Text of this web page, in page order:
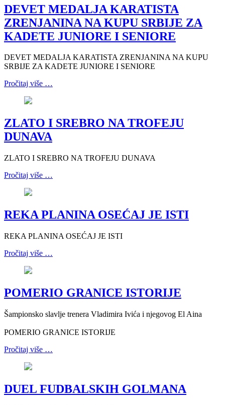
DEVET MEDALJA KARATISTA
ZRENJANINA NA KUPU SRBIJE ZA
KADETE JUNIORE I SENIORE
DEVET MEDALJA KARATISTA ZRENJANINA NA KUPU
SRBIJE ZA KADETE JUNIORE I SENIORE
Pročitaj više …
ZLATO I SREBRO NA TROFEJU
DUNAVA
ZLATO I SREBRO NA TROFEJU DUNAVA
Pročitaj više …
REKA PLANINA OSEĆAJ JE ISTI
REKA PLANINA OSEĆAJ JE ISTI
Pročitaj više …
POMERIO GRANICE ISTORIJE
Šampionsko slavlje trenera Vladimira Ivića i njegovog El Aina
POMERIO GRANICE ISTORIJE
Pročitaj više …
DUEL FUDBALSKIH GOLMANA